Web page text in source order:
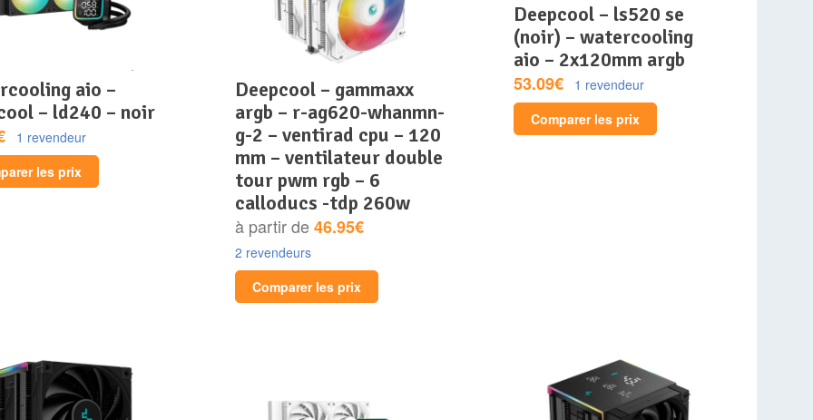
– ld240 – noir
1 revendeur
les prix
deepcool – gammaxx
argb – r-ag620-whanmn-
g-2 – ventirad cpu – 120
mm – ventilateur double
tour pwm rgb – 6
calloducs -tdp 260w
à partir de46.95€
2 revendeurs
Comparer les prix
deepcool – ls520 se
(noir) – watercooling
aio – 2x120mm argb
53.09€
1 revendeur
Comparer les prix